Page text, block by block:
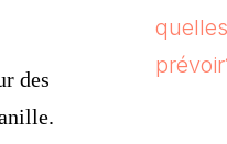
des